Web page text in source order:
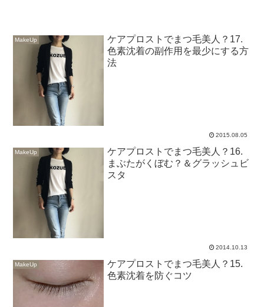
MakeUp
ケアプロストでまつ毛美人？17.
色素沈着の副作用を最少にする方
法
2015.08.05
MakeUp
ケアプロストでまつ毛美人？16.
まぶたがくぼむ？＆グラッシュビ
スタ
2014.10.13
MakeUp
ケアプロストでまつ毛美人？15.
色素沈着を防ぐコツ